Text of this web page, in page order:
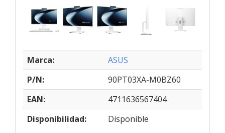
Marca:
ASUS
P/N:
90PT03XA-M0BZ60
EAN:
4711636567404
Disponibilidad:
Disponible